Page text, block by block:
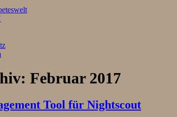
Februar 2017
Tool für Nightscout